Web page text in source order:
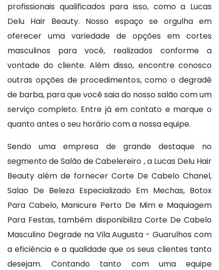
profissionais qualificados para isso, como a Lucas
Delu Hair Beauty. Nosso espaço se orgulha em
oferecer uma variedade de opções em cortes
masculinos para você, realizados conforme a
vontade do cliente. Além disso, encontre conosco
outras opções de procedimentos, como o degradê
de barba, para que você saia do nosso salão com um
serviço completo. Entre já em contato e marque o
quanto antes o seu horário com a nossa equipe.
Sendo uma empresa de grande destaque no
segmento de Salão de Cabelereiro , a Lucas Delu Hair
Beauty além de fornecer Corte De Cabelo Chanel,
Salao De Beleza Especializado Em Mechas, Botox
Para Cabelo, Manicure Perto De Mim e Maquiagem
Para Festas, também disponibiliza Corte De Cabelo
Masculino Degrade na Vila Augusta - Guarulhos com
a eficiência e a qualidade que os seus clientes tanto
desejam. Contando tanto com uma equipe